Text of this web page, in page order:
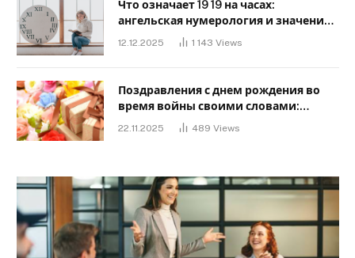
Что означает 19 19 на часах:
ангельская нумерология и значение
12.12.2025 1 143 Views
Поздравления с днем ​​рождения во
время войны своими словами:
Слова, дающие надежду и силу
22.11.2025 489 Views